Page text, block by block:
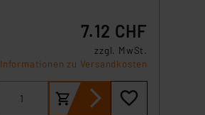
7.12 CHF
zzgl. MwSt.
Informationen zu Versandkosten